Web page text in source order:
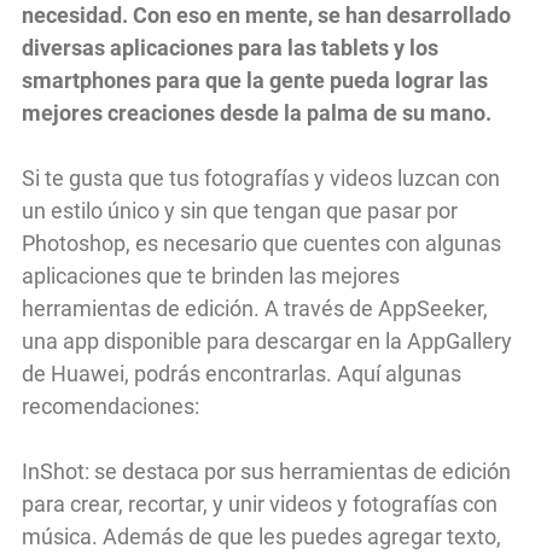
necesidad. Con eso en mente, se han desarrollado
diversas aplicaciones para las tablets y los
smartphones para que la gente pueda lograr las
mejores creaciones desde la palma de su mano.
Si te gusta que tus fotografías y videos luzcan con
un estilo único y sin que tengan que pasar por
Photoshop, es necesario que cuentes con algunas
aplicaciones que te brinden las mejores
herramientas de edición. A través de AppSeeker,
una app disponible para descargar en la AppGallery
de Huawei, podrás encontrarlas. Aquí algunas
recomendaciones:
InShot: se destaca por sus herramientas de edición
para crear, recortar, y unir videos y fotografías con
música. Además de que les puedes agregar texto,